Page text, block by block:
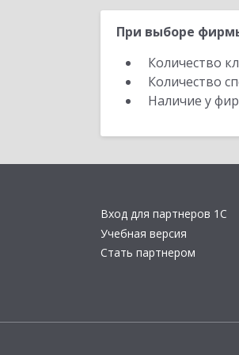
При выборе
Количество
Количество
Наличие у
Вход для партнеров 1С
Учебная версия
Стать партнером